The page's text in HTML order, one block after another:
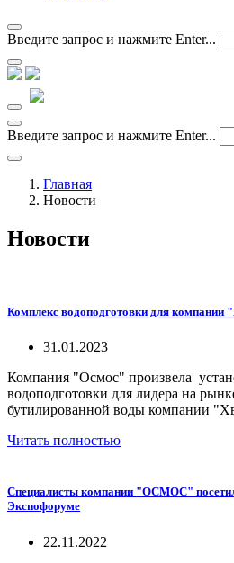
Введите запрос и нажмите Enter...
Введите запрос и нажмите Enter...
Главная
Новости
Новости
Комплекс водоподготовки для компании
31.01.2023
Компания "Осмос" произвела
водоподготовки для лидера на
бутилированной воды компании
Читать полностью
Специалисты компании "ОСМОС"
Экспофоруме
22.11.2022